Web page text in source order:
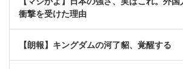
衝撃を受けた理由
【朗報】キングダムの河了貂、覚醒する